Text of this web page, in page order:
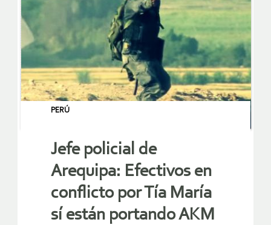
PERÚ
Jefe policial de
Arequipa: Efectivos en
conflicto por Tía María
sí están portando AKM